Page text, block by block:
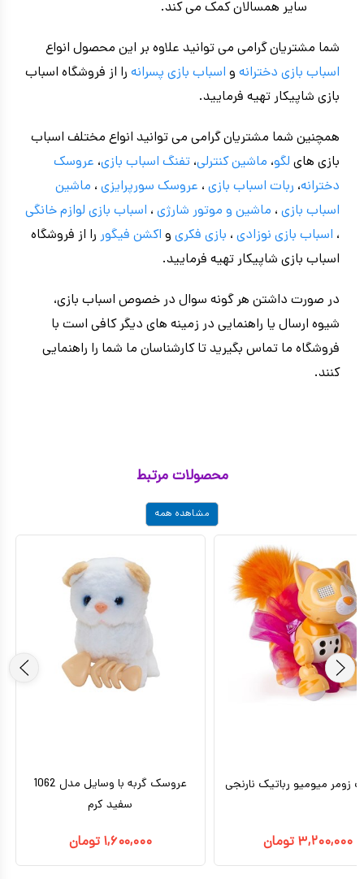
سایر همسالان کمک می کند.
شما مشتریان گرامی می توانید علاوه بر این محصول انواع
اسباب بازی دخترانه و اسباب بازی پسرانه را از فروشگاه اسباب
بازی شاپیکار تهیه فرمایید.
همچنین شما مشتریان گرامی می توانید انواع مختلف اسباب
بازی های لگو، ماشین کنترلی، تفنگ اسباب بازی، عروسک
دخترانه، ربات اسباب بازی ، عروسک سورپرایزی ، ماشین
اسباب بازی ، ماشین و موتور شارژی ، اسباب بازی لوازم خانگی
، اسباب بازی نوزادی ، بازی فکری و اکشن فیگور را از فروشگاه
اسباب بازی شاپیکار تهیه فرمایید.
در صورت داشتن هر گونه سوال در خصوص اسباب بازی،
شیوه ارسال یا راهنمایی در زمینه های دیگر کافی است با
فروشگاه ما تماس بگیرید تا کارشناسان ما شما را راهنمایی
کنند.
محصولات مرتبط
مشاهده همه
عروسک گربه با وسایل مدل 1062
سفید کرم
۱,۶۰۰,۰۰۰ تومان
زومر میومیو رباتیک نارنجی
۳,۲۰۰,۰۰۰تومان